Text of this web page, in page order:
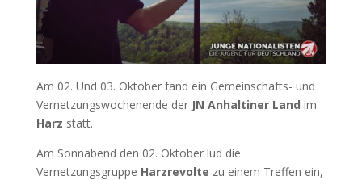
Am 02. Und 03. Oktober fand ein Gemeinschafts- und
Vernetzungswochenende der JN Anhaltiner Land im
Harz statt.
Am Sonnabend den 02. Oktober lud die
Vernetzungsgruppe Harzrevolte zu einem Treffen ein,